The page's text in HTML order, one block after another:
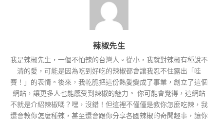
辣椒先生
我是辣椒先生，一個不怕辣的台灣人。從小，我就對辣椒有種說不
清的愛，可能是因為吃到好吃的辣椒都會讓我忍不住露出「哇
賽！」的表情。後來，我乾脆把這份熱愛變成了事業，創立了這個
網站，讓更多人也能感受到辣椒的魅力。 你可能會覺得，這網站
不就是介紹辣椒嗎？嘿，沒錯！但這裡不僅僅是教你怎麼吃辣，我
還會教你怎麼種辣，甚至還會跟你分享各國辣椒的奇聞趣事，讓你